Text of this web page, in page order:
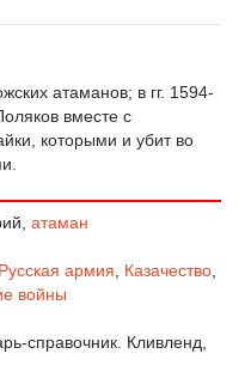
атаманов; в гг. 1594-
вместе с
которыми и убит во
атаман
Русская армия Казачество
войны
справочник. Кливленд,